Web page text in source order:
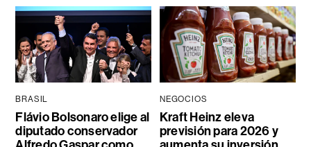
BRASIL
Flávio Bolsonaro elige al
diputado conservador
NEGOCIOS
Kraft Heinz eleva
previsión para 2026 y